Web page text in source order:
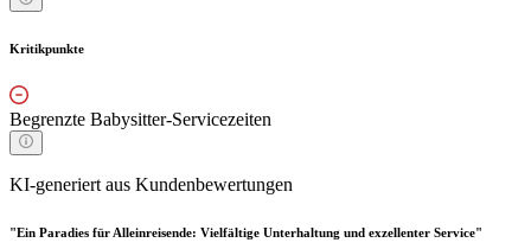
Kritikpunkte
Begrenzte Babysitter-Servicezeiten
KI-generiert aus Kundenbewertungen
"Ein Paradies für Alleinreisende: Vielfältige Unterhaltung und exzellenter Service"